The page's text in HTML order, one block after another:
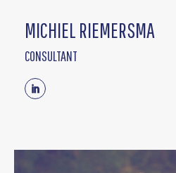
MICHIEL RIEMERSMA
CONSULTANT
Linkedin